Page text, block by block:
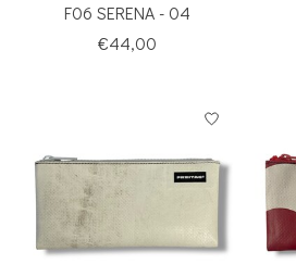
F06 SERENA - 04
€44,00